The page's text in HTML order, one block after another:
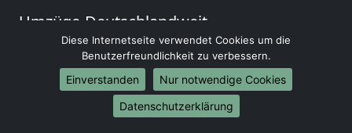
Umzüge-Deutschlandweit
Umzug von Aachen nach Berlin
Umzug von Aachen nach Hamburg
Umzug von Aachen nach München
Umzug von Aachen nach Köln
Umzug von Aachen nach Frankfurt am Main
Diese Internetseite verwendet Cookies um die
Benutzerfreundlichkeit zu verbessern.
Einverstanden
Nur notwendige Cookies
Datenschutzerklärung